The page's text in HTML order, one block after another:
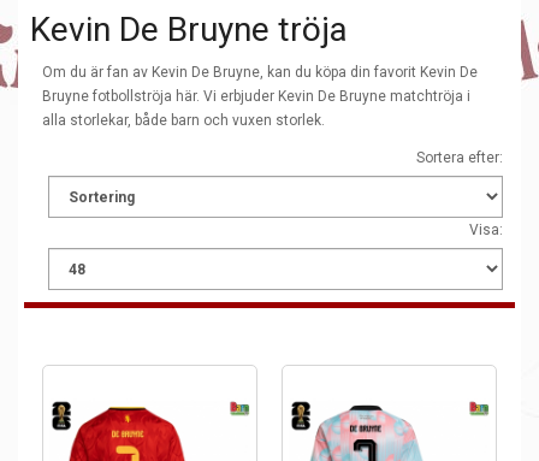
Kevin De Bruyne tröja
Om du är fan av Kevin De Bruyne, kan du köpa din favorit Kevin De
Bruyne fotbollströja här. Vi erbjuder Kevin De Bruyne matchtröja i
alla storlekar, både barn och vuxen storlek.
Sortera efter:
Visa: